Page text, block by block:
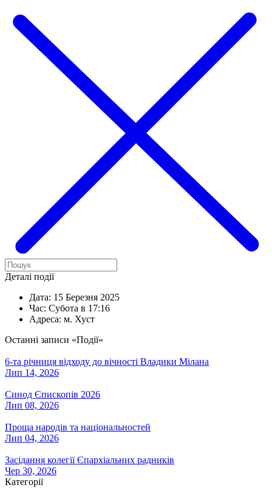
Деталі події
Дата: 15 Березня 2025
Час: Субота в 17:16
Адреса: м. Хуст
Останні записи «Події»
6-та річниця відходу до вічності Владики Мілана
Лип 14, 2026
Синод Єпископів 2026
Лип 08, 2026
Проща народів та національностей
Лип 04, 2026
Засідання колегії Єпархіальних радників
Чер 30, 2026
Категорії